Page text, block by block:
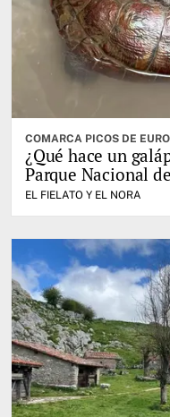
COMARCA PICOS DE
¿Qué hace un
Parque Nacional
EL FIELATO Y EL NORA